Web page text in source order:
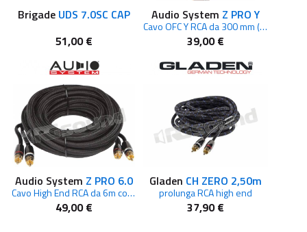
Brigade UDS 7.0SC CAP
51,00 €
Audio System Z PRO Y
Cavo OFC Y RCA da 300 mm (2M 1F)
39,00 €
Audio System Z PRO 6.0
Cavo High End RCA da 6m con SNAKE SKIN
49,00 €
Gladen CH ZERO 2,50m
prolunga RCA high end
37,90 €